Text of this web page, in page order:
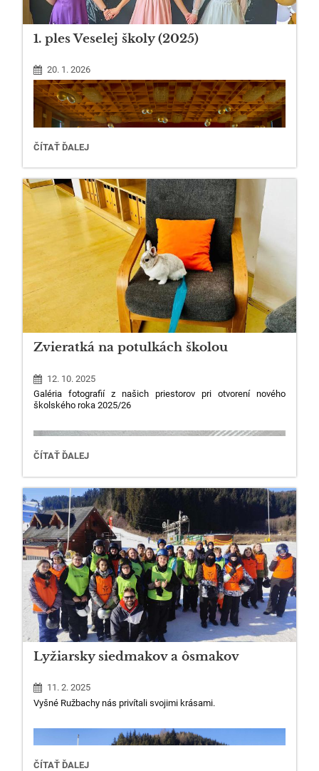
49
1. ples Veselej školy (2025)
20. 1. 2026
1.
VESELEJ
ŠKOLY
(2025):
ČÍTAŤ ĎALEJ
Zvieratká na potulkách školou
12. 10. 2025
Galéria fotografií z našich priestorov pri otvorení nového
školského roka 2025/26
ZVIERATKÁ
POTULKÁCH
ŠKOLOU
:
ČÍTAŤ ĎALEJ
Lyžiarsky siedmakov a ôsmakov
11. 2. 2025
Vyšné Ružbachy nás privítali svojimi krásami.
LYŽIARSKY
ČÍTAŤ ĎALEJ